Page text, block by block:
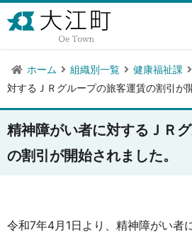
ホーム 組織別一覧 健康福祉課
対するＪＲグループの旅客運賃の割引が
精神障がい者に対するＪＲ
の割引が開始されました。
令和7年4月1日より、精神障がい者